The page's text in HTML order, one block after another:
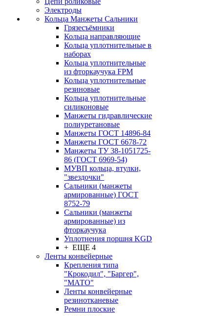
Электроды
Кольца Манжеты Сальники
Грязесъёмники
Кольца направляющие
Кольца уплотнительные в
наборах
Кольца уплотнительные
из фторкаучука FPM
Кольца уплотнительные
резиновые
Кольца уплотнительные
силиконовые
Манжеты гидравлические
полиуретановые
Манжеты ГОСТ 14896-84
Манжеты ГОСТ 6678-72
Манжеты ТУ 38-1051725-
86 (ГОСТ 6969-54)
МУВП кольца, втулки,
"звездочки"
Сальники (манжеты
армированные) ГОСТ
8752-79
Сальники (манжеты
армированные) из
фторкаучука
Уплотнения поршня KGD
+ ЕЩЕ 4
Ленты конвейерные
Крепления типа
"Крокодил", "Баргер",
"МАТО"
Ленты конвейерные
резинотканевые
Ремни плоские